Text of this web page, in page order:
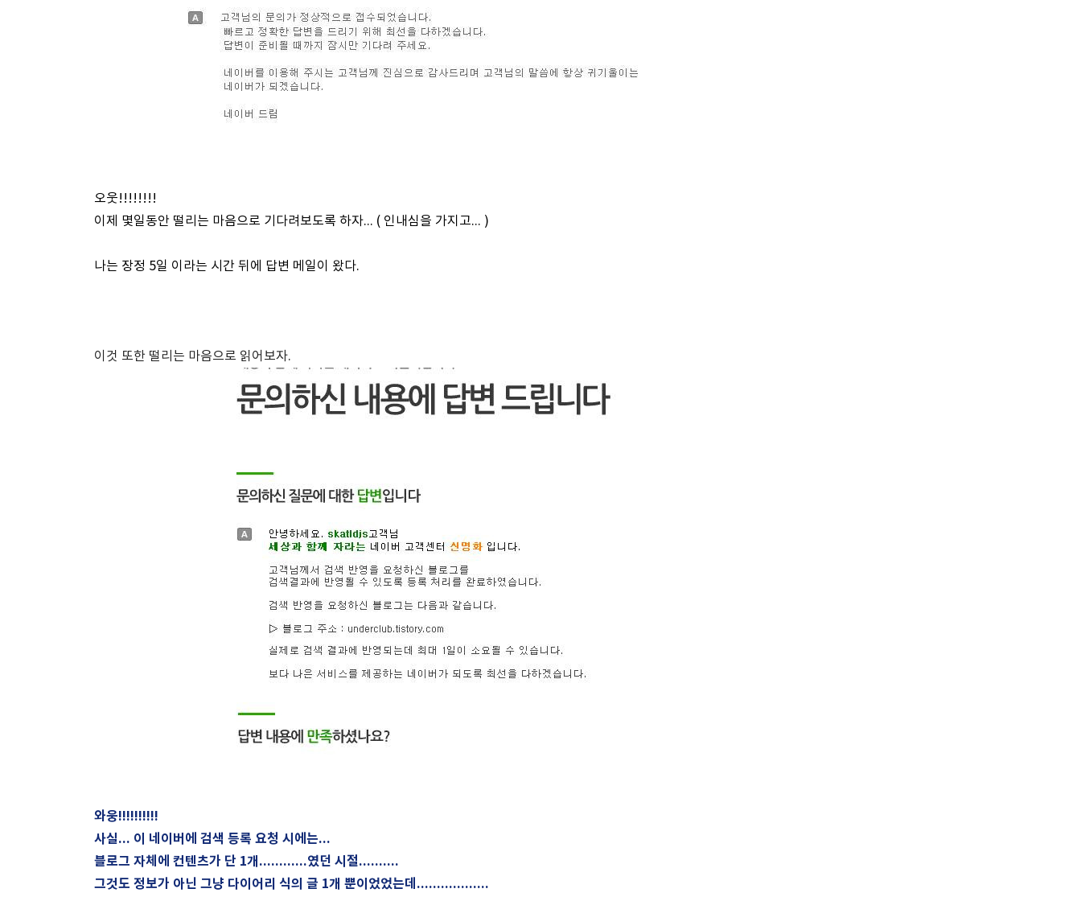
오웃!!!!!!!!
이제 몇일동안 떨리는 마음으로 기다려보도록 하자... ( 인내심을 가지고... )
나는 장정 5일 이라는 시간 뒤에 답변 메일이 왔다.
이것 또한 떨리는 마음으로 읽어보자.
와웅!!!!!!!!!!
사실... 이 네이버에 검색 등록 요청 시에는...
블로그 자체에 컨텐츠가 단 1개............였던 시절..........
그것도 정보가 아닌 그냥 다이어리 식의 글 1개 뿐이었었는데..................